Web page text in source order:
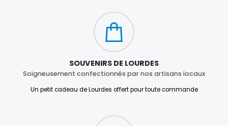
SOUVENIRS DE LOURDES
Soigneusement confectionnés par nos artisans locaux
Un petit cadeau de Lourdes offert pour toute commande